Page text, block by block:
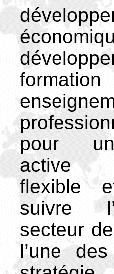
pour
active
flexible
suivre
secteur
l’une